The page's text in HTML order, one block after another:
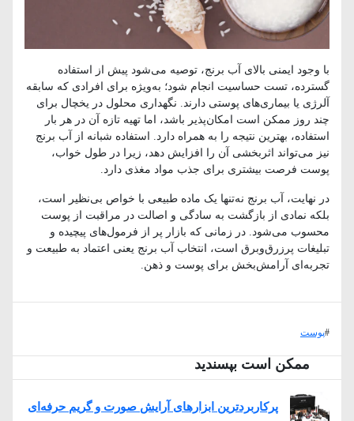
با وجود ایمنی بالای آب برنج، توصیه می‌شود پیش از استفاده
گسترده، تست حساسیت انجام شود؛ به‌ویژه برای افرادی که سابقه
آلرژی یا بیماری‌های پوستی دارند. نگهداری محلول در یخچال برای
چند روز ممکن است امکان‌پذیر باشد، اما تهیه تازه آن در هر بار
استفاده، بهترین نتیجه را به همراه دارد. استفاده شبانه از آب برنج
نیز می‌تواند اثربخشی آن را افزایش دهد، زیرا در طول خواب،
پوست فرصت بیشتری برای جذب مواد مغذی دارد.
در نهایت، آب برنج نه‌تنها یک ماده طبیعی با خواص بی‌نظیر است،
بلکه نمادی از بازگشت به سادگی و اصالت در مراقبت از پوست
محسوب می‌شود. در زمانی که بازار پر از فرمول‌های پیچیده و
تبلیغات پرزرق‌وبرق است، انتخاب آب برنج یعنی اعتماد به طبیعت و
تجربه‌ای آرامش‌بخش برای پوست و ذهن.
#پوست
ممکن است بپسندید
پرکاربردترین ابزارهای آرایش صورت و گریم حرفه‌ای